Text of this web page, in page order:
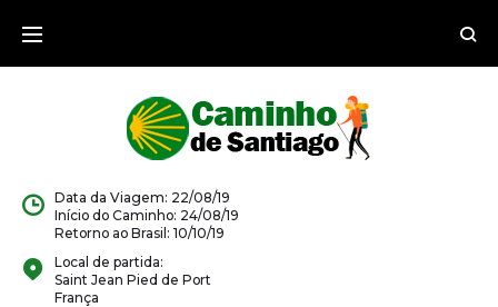
para
Data da Viagem: 22/08/19
Início do Caminho: 24/08/19
Retorno ao Brasil: 10/10/19
Local de partida:
Saint Jean Pied de Port
França